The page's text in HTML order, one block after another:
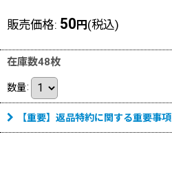
販売価格: 50 円 (税込)
在庫数48枚
数量:
【重要】返品特約に関する重要事項